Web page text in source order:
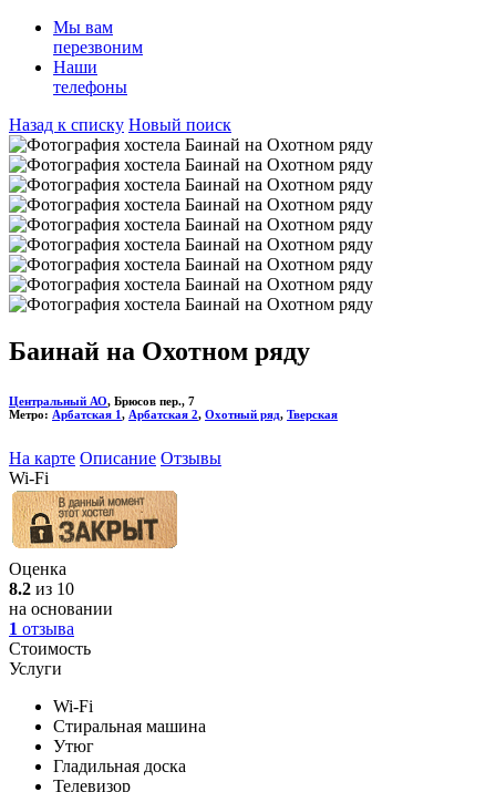
Мы вам
перезвоним
Наши
телефоны
Назад к списку Новый поиск
Баинай на Охотном ряду
Центральный АО, Брюсов пер., 7
Метро: Арбатская 1, Арбатская 2, Охотный ряд, Тверская
На карте Описание Отзывы
Wi-Fi
Оценка
8.2 из 10
на основании
1 отзыва
Стоимость
Услуги
Wi-Fi
Стиральная машина
Утюг
Гладильная доска
Телевизор